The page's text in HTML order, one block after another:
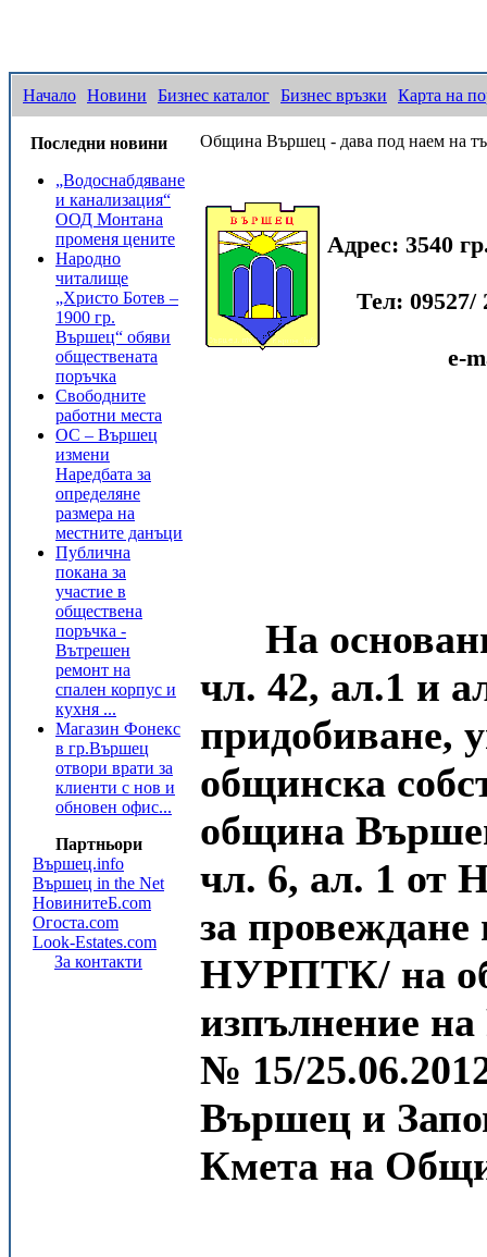
Начало Новини Бизнес каталог Бизнес връзки Карта на
Последни новини
„Водоснабдяване
и канализация“
ООД Монтана
променя цените
Народно
читалище
„Христо Ботев –
1900 гр.
Вършец“ обяви
обществената
поръчка
Свободните
работни места
ОС – Вършец
измени
Наредбата за
определяне
размера на
местните данъци
Публична
покана за
участие в
обществена
поръчка -
Вътрешен
ремонт на
спален корпус и
кухня ...
Магазин Фонекс
в гр.Вършец
отвори врати за
клиенти с нов и
обновен офис...
Партньори
Вършец.info
Вършец in the Net
НовинитеБ.com
Огоста.com
Look-Estates.com
За контакти
Община Вършец - дава под наем на
Адрес: 3540
Тел: 09527/
e-
На
чл. 42, ал.1 и
придобиване,
общинска
община
чл. 6, ал. 1 от
за провеждане
НУРПТК/ на
изпълнение
№ 15/
Вършец и
Кмета на